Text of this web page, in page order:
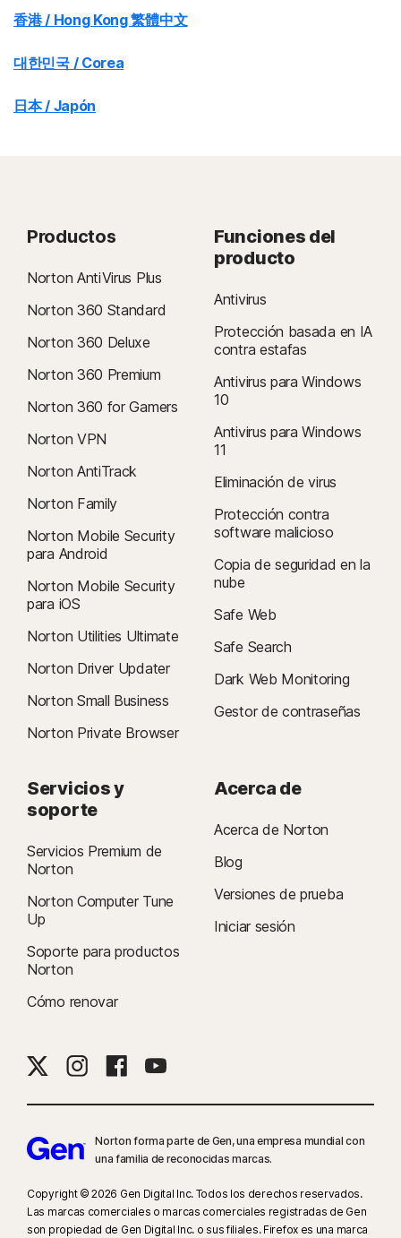
香港 / Hong Kong 繁體中文
대한민국 / Corea
日本 / Japón
Productos
Norton AntiVirus Plus
Norton 360 Standard
Norton 360 Deluxe
Norton 360 Premium
Norton 360 for Gamers
Norton VPN
Norton AntiTrack
Norton Family
Norton Mobile Security
para Android
Norton Mobile Security
para iOS
Norton Utilities Ultimate
Norton Driver Updater
Norton Small Business
Norton Private Browser
Funciones del
producto
Antivirus
Protección basada en IA
contra estafas
Antivirus para Windows
10
Antivirus para Windows
11
Eliminación de virus
Protección contra
software malicioso
Copia de seguridad en la
nube
Safe Web
Safe Search
Dark Web Monitoring
Gestor de contraseñas
Servicios y
soporte
Servicios Premium de
Norton
Norton Computer Tune
Up
Soporte para productos
Norton
Cómo renovar
Acerca de
Acerca de Norton
Blog
Versiones de prueba
Iniciar sesión
Norton forma parte de Gen, una empresa mundial con
una familia de reconocidas marcas.
Copyright © 2026 Gen Digital Inc. Todos los derechos reservados.
Las marcas comerciales o marcas comerciales registradas de Gen
son propiedad de Gen Digital Inc. o sus filiales. Firefox es una marca